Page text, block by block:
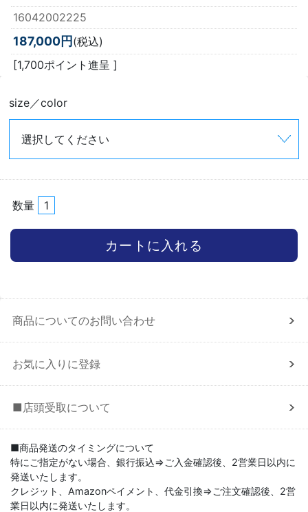
16042002225
187,000円 (税込)
[1,700ポイント進呈 ]
size／color
数量
商品についてのお問い合わせ
お気に入りに登録
■店頭受取について
■商品発送のタイミングについて
特にご指定がない場合、銀行振込⇒ご入金確認後、2営業日以内に
発送いたします。
クレジット、Amazonペイメント、代金引換⇒ご注文確認後、2営
業日以内に発送いたします。